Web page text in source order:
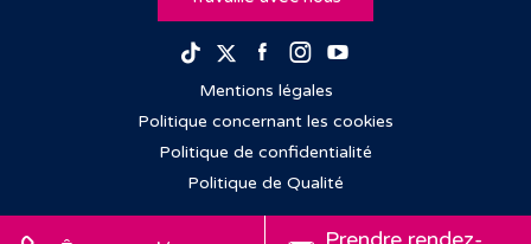
TikTokTwitterFacebook
Instagram
Mentions légales
Politique concernant les cookies
Politique de confidentialité
Politique de Qualité